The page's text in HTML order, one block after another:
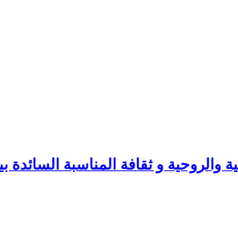
و ثقافة المناسبة السائدة